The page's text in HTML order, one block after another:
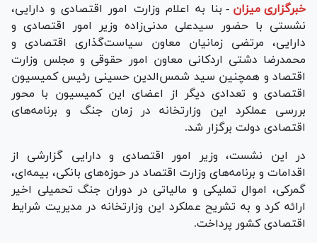
خبرگزاری میزان - بنا به اعلام وزارت امور اقتصادی و دارایی،
نشستی با حضور سیدعلی مدنی‌زاده وزیر امور اقتصادی و
دارایی، مرتضی زمانیان معاون سیاست‌گذاری اقتصادی و
محمدرضا دشتی اردکانی معاون امور حقوقی و مجلس وزارت
اقتصاد و همچنین سید شمس‌الدین حسینی رئیس کمیسیون
اقتصادی و تعدادی دیگر از اعضای این کمیسیون با محور
بررسی عملکرد این وزارتخانه در زمان جنگ و برنامه‌های
اقتصادی دولت برگزار شد.
در این نشست، وزیر امور اقتصادی و دارایی گزارشی از
اقدامات و برنامه‌های وزارت اقتصاد در حوزه‌های بانکی، بیمه‌ای،
گمرکی، اموال تملیکی و مالیاتی در دوران جنگ تحمیلی اخیر
ارائه کرد و به تشریح عملکرد این وزارتخانه در مدیریت شرایط
اقتصادی کشور پرداخت.